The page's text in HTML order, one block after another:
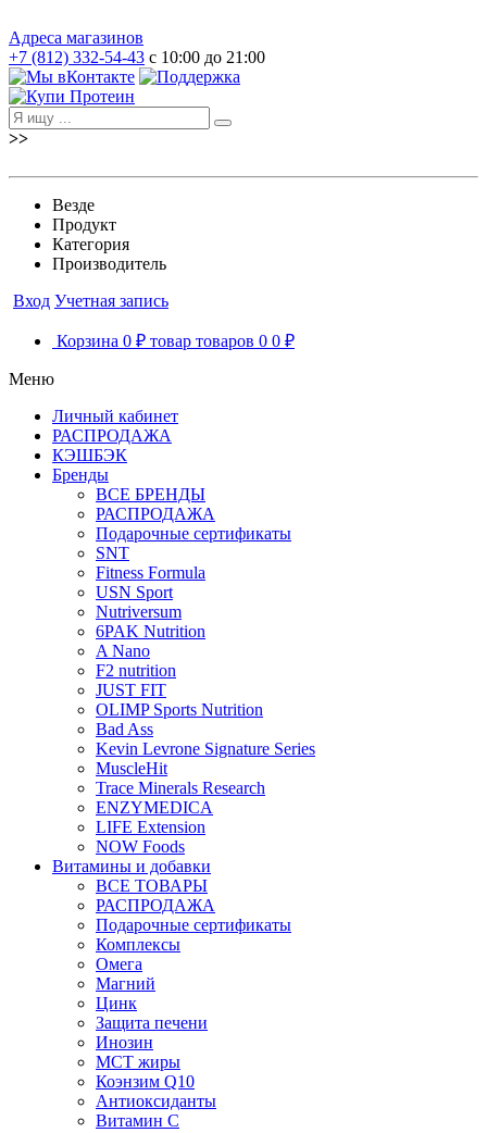
Адреса магазинов
+7 (812) 332-54-43 с 10:00 до 21:00
>>
Везде
Продукт
Категория
Производитель
Вход Учетная запись
Корзина 0 ₽ товар товаров 0 0 ₽
Меню
Личный кабинет
РАСПРОДАЖА
КЭШБЭК
Бренды
ВСЕ БРЕНДЫ
РАСПРОДАЖА
Подарочные сертификаты
SNT
Fitness Formula
USN Sport
Nutriversum
6PAK Nutrition
A Nano
F2 nutrition
JUST FIT
OLIMP Sports Nutrition
Bad Ass
Kevin Levrone Signature Series
MuscleHit
Trace Minerals Research
ENZYMEDICA
LIFE Extension
NOW Foods
Витамины и добавки
ВСЕ ТОВАРЫ
РАСПРОДАЖА
Подарочные сертификаты
Комплексы
Омега
Магний
Цинк
Защита печени
Инозин
МСТ жиры
Коэнзим Q10
Антиоксиданты
Витамин С